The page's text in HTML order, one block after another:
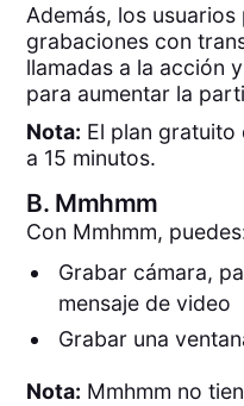
Además, los
grabaciones con
llamadas a la acción
para aumentar la
Nota: El plan gratuito
a 15 minutos.
B. Mmhmm
Con Mmhmm,
Grabar cámara,
mensaje de video
Grabar una
Nota: Mmhmm no